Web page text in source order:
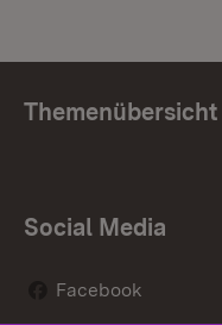
Themenübersicht
Social Media
Facebook